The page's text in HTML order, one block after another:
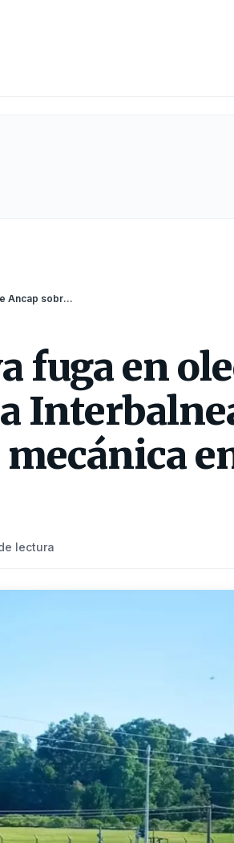
URUGUAY: Nueva fuga en oleoducto de Ancap sobre la Interbalnearia: se debió a una falla mecánica en una inspección
fuga en
lectura